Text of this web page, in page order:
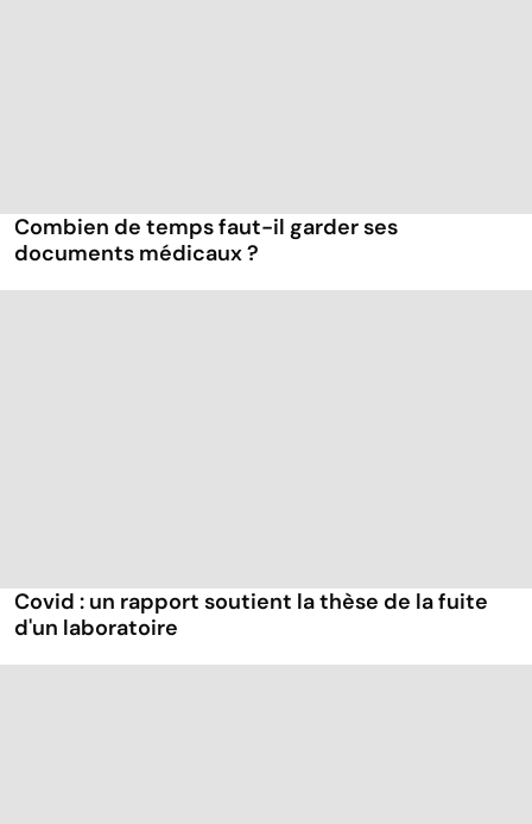
Combien de temps faut-il garder ses
documents médicaux ?
Covid : un rapport soutient la thèse de la fuite
d'un laboratoire